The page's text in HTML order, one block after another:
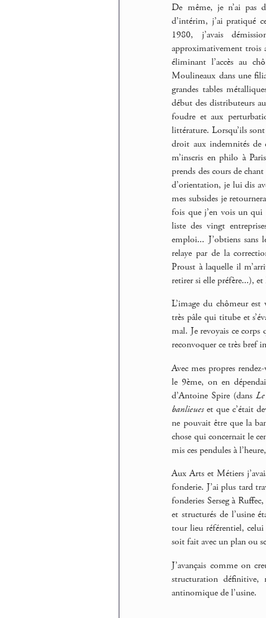
De même, je n’ai pas
d’intérim, j’ai pratiqué
1980, j’avais
approximativement trois
éliminant l’accès au
Moulineaux dans une
grandes tables
début des distributeurs
foudre et aux
littérature. Lorsqu’ils
droit aux indemnités de
m’inscris en philo à
prends des cours de
d’orientation, je lui dis
mes subsides je
fois que j’en vois un
liste des vingt
emploi... J’obtiens sans
relaye par de la
Proust à laquelle il
retirer si elle préfère...),
L’image du chômeur
très pâle qui titube et
mal. Je revoyais ce
reconvoquer ce très bref
Avec mes propres
le 9ème, on en
d’Antoine Spire (dans
banlieueset que c’était
ne pouvait être que la
chose qui concernait le
mis ces pendules à
Aux Arts et Métiers
fonderie. J’ai plus tard
fonderies Serseg à
et structurés de l’usine
tour lieu référentiel, celui
soit fait avec un plan ou
J’avançais comme on
structuration définitive,
antinomique de l’usine.